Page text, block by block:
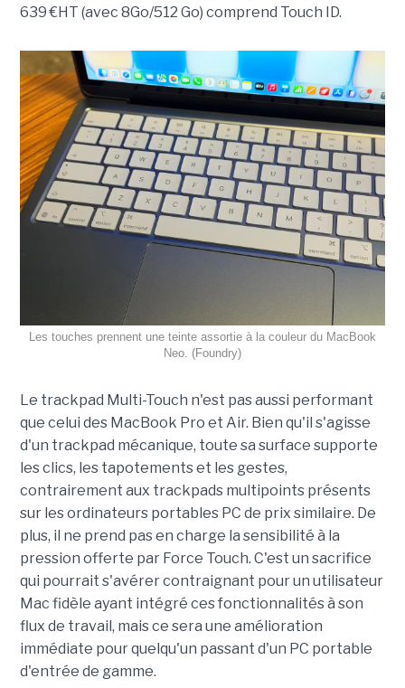
639 €HT (avec 8Go/512 Go) comprend Touch ID.
Les touches prennent une teinte assortie à la couleur du MacBook
Neo. (Foundry)
Le trackpad Multi-Touch n'est pas aussi performant
que celui des MacBook Pro et Air. Bien qu'il s'agisse
d'un trackpad mécanique, toute sa surface supporte
les clics, les tapotements et les gestes,
contrairement aux trackpads multipoints présents
sur les ordinateurs portables PC de prix similaire. De
plus, il ne prend pas en charge la sensibilité à la
pression offerte par Force Touch. C'est un sacrifice
qui pourrait s'avérer contraignant pour un utilisateur
Mac fidèle ayant intégré ces fonctionnalités à son
flux de travail, mais ce sera une amélioration
immédiate pour quelqu'un passant d'un PC portable
d'entrée de gamme.